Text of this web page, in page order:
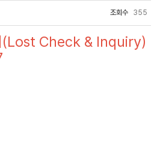
조회수 355
(Lost Check & Inquiry)